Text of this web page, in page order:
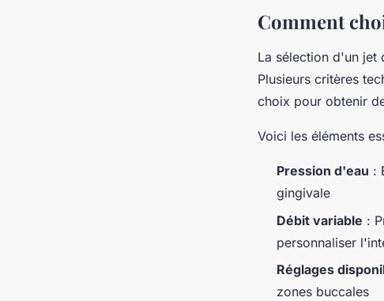
Comment
La sélection d'un jet
Plusieurs critères
choix pour obtenir
Voici les éléments
Pression d'eau :
gingivale
Débit variable :
personnaliser
Réglages
zones buccales